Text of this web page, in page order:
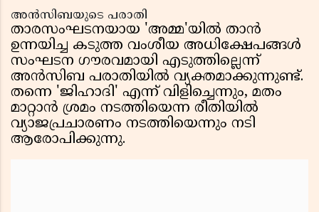
അൻസിബയുടെ പരാതി
താരസംഘടനയായ 'അമ്മ'യിൽ താൻ
ഉന്നയിച്ച കടുത്ത വംശീയ അധിക്ഷേപങ്ങൾ
സംഘടന ഗൗരവമായി എടുത്തില്ലെന്ന്
അൻസിബ പരാതിയിൽ വ്യക്തമാക്കുന്നുണ്ട്.
തന്നെ 'ജിഹാദി' എന്ന് വിളിച്ചെന്നും, മതം
മാറ്റാൻ ശ്രമം നടത്തിയെന്ന രീതിയിൽ
വ്യാജപ്രചാരണം നടത്തിയെന്നും നടി
ആരോപിക്കുന്നു.